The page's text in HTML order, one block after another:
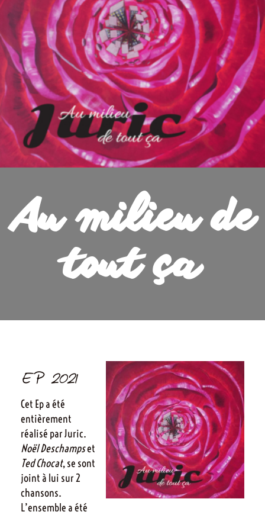
Au milieu de
tout ça
EP 2021
Cet Ep a été
entièrement
réalisé par Juric.
Noël Deschampset
Ted Chocat, se sont
joint à lui sur 2
chansons.
L’ensemble a été